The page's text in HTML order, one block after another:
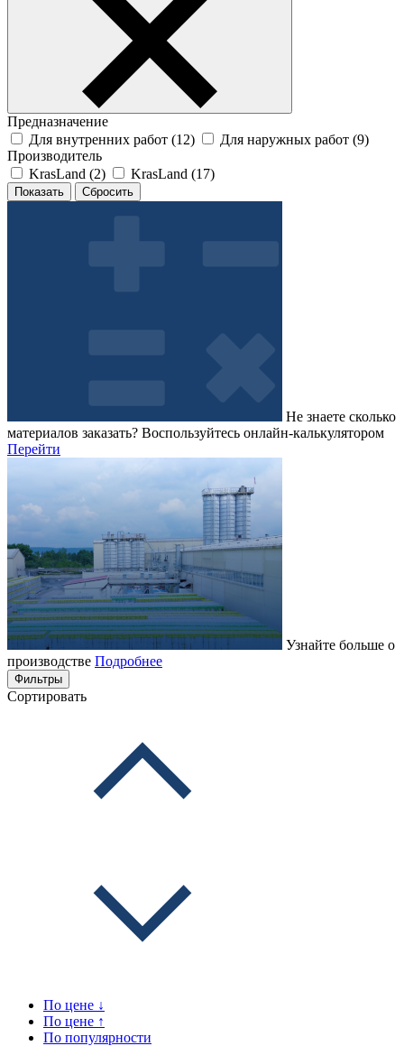
Предназначение
Для внутренних работ (12) Для наружных работ (9)
Производитель
KrasLand (2) KrasLand (17)
Не знаете сколько
материалов заказать? Воспользуйтесь онлайн-калькулятором
Перейти
Узнайте больше о
производстве Подробнее
Фильтры
Сортировать
По цене ↓
По цене ↑
По популярности